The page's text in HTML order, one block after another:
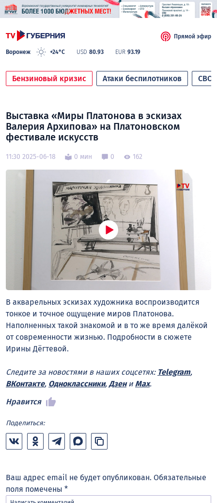
Воронеж +24°C USD 80.93 EUR 93.19
Прямой эфир
Бензиновый кризис Атаки беспилотников СВО
Выставка «Миры Платонова в эскизах
Валерия Архипова» на Платоновском
фестивале искусств
11:30 2025-06-18 0 мин 0 162
В акварельных эскизах художника воспроизводится
тонкое и точное ощущение миров Платонова.
Наполненных такой знакомой и в то же время далёкой
от современности жизнью. Подробности в сюжете
Ирины Дёгтевой.
Следите за новостями в наших соцсетях: Telegram,
ВКонтакте, Одноклассники, Дзени Max.
Нравится
Поделиться:
Ваш адрес email не будет опубликован. Обязательные
поля помечены *